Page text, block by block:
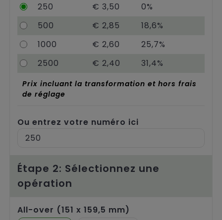
250 € 3,50
0%
500
€ 2,85
18,6%
1000
€ 2,60
25,7%
2500
€ 2,40 31,4%
Ou entrez votre numéro ici
Prix incluant la transformation et hors frais
de réglage
Étape 2: Sélectionnez une
opération
All-over (151 x 159,5 mm)